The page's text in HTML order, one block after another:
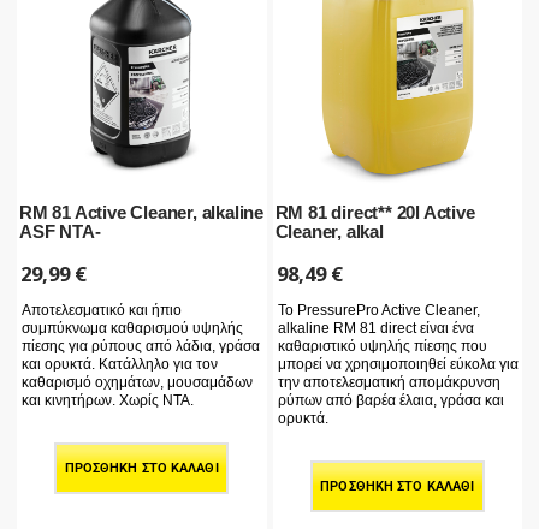
RM 81 Active Cleaner, alkaline
ASF NTA-
29,99€
Αποτελεσματικό και ήπιο
συμπύκνωμα καθαρισμού υψηλής
πίεσης για ρύπους από λάδια, γράσα
και ορυκτά. Κατάλληλο για τον
καθαρισμό οχημάτων, μουσαμάδων
και κινητήρων. Χωρίς NTA.
ΠΡΟΣΘΉΚΗ ΣΤΟ ΚΑΛΆΘΙ
RM 81 direct** 20l Active
Cleaner, alkal
98,49€
Το PressurePro Active Cleaner,
alkaline RM 81 direct είναι ένα
καθαριστικό υψηλής πίεσης που
μπορεί να χρησιμοποιηθεί εύκολα για
την αποτελεσματική απομάκρυνση
ρύπων από βαρέα έλαια, γράσα και
ορυκτά.
ΠΡΟΣΘΉΚΗ ΣΤΟ ΚΑΛΆΘΙ